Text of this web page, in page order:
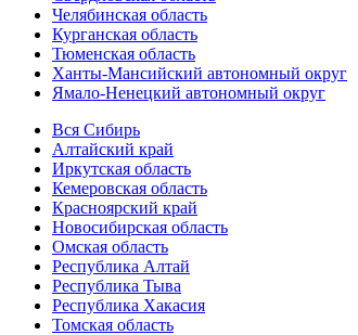
Челябинская область
Курганская область
Тюменская область
Ханты-Мансийский автономный округ
Ямало-Ненецкий автономный округ
Вся Сибирь
Алтайский край
Иркутская область
Кемеровская область
Красноярский край
Новосибирская область
Омская область
Республика Алтай
Республика Тыва
Республика Хакасия
Томская область